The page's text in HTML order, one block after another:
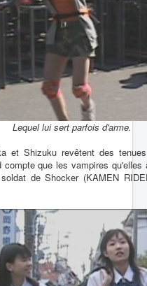
Lequel lui sert parfois d'arme.
et Shizuku revêtent des
que les vampires qu'elles
de Shocker (KAMEN